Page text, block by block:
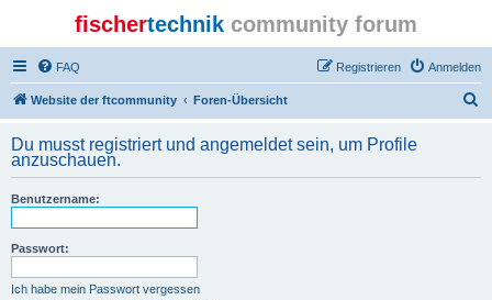
fischertechnik community forum
FAQ Anmelden
Registrieren
Website der ftcommunity Foren-Übersicht
h
Du musst registriert und angemeldet sein, um Profile
anzuschauen.
Benutzername:
Passwort:
Ich habe mein Passwort vergessen